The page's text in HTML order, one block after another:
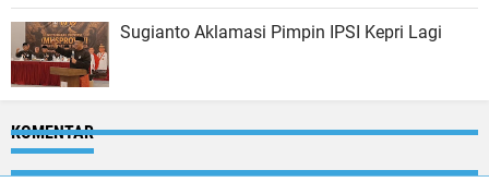
Sugianto Aklamasi Pimpin IPSI Kepri Lagi
KOMENTAR